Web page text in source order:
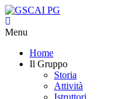
Menu
Home
Il Gruppo
Storia
Attività
Istruttori